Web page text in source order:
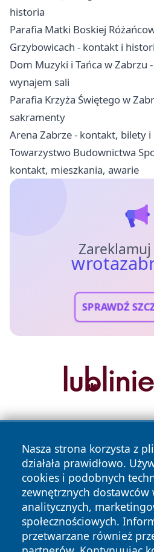
historia
Parafia Matki Boskiej
Grzybowicach - kontakt i
Dom Muzyki i Tańca w Zabrzu
wynajem sali
Parafia Krzyża Świętego w
sakramenty
Arena Zabrze - kontakt, bilety i
Towarzystwo Budownictwa
kontakt, mieszkania, awarie
Zareklamuj
SPRAWDŹ
Nasza strona korzysta z
działała prawidłowo.
cookies i podobnych
zewnętrznych dostawców
analitycznych,
społecznościowych.
przetwarzane również
Copyright © 2026 wrotazabrza.pl
zastrzeżone.